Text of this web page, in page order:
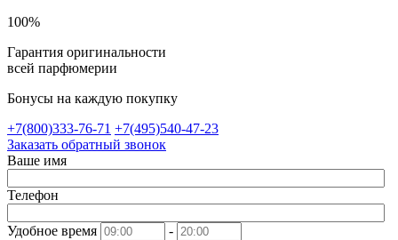
100%
Гарантия оригинальности
всей парфюмерии
Бонусы на каждую покупку
+7(800)333-76-71 +7(495)540-47-23
Заказать обратный звонок
Ваше имя
Телефон
Удобное время -